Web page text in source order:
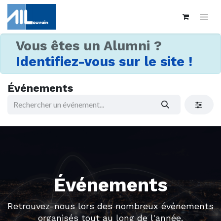
Vous êtes un Alumni ?
Identifiez-vous sur le site !
Événements
Événements
Retrouvez-nous lors des nombreux événements
organisés tout au long de l'année.